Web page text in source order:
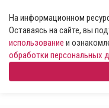
На информационном
Оставаясь на сайте, вы
использование и
обработки персональных